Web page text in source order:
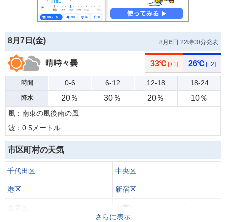
8月7日(金) 8月6日 22時00分発表
晴時々曇 33℃ [+1] 26℃ [+2]
時間 0-6 6-12 12-18 18-24
降水 20％ 30％ 20％ 10％
風：南東の風後南の風
波：0.5メートル
市区町村の天気
千代田区 中央区
港区 新宿区
文京区 台東区
さらに表示